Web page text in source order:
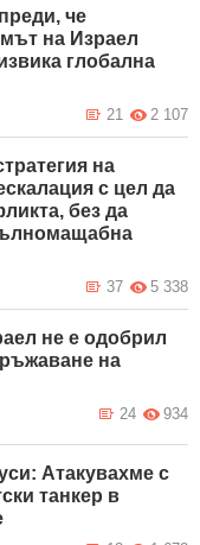
че
на Израел
глобална
2 107
21
на
с цел да
без да
5 338
37
не е одобрил
на
934
24
Aтакувахме с
танкер в